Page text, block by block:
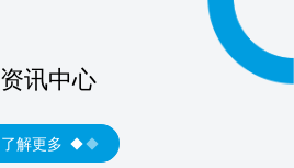
资讯中心
了解更多